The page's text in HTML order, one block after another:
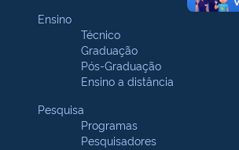
Ensino
Técnico
Graduação
Pós-Graduação
Ensino a distância
Pesquisa
Programas
Pesquisadores